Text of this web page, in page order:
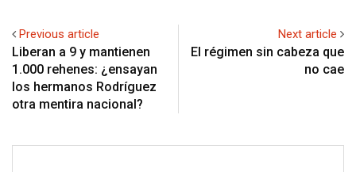
Previous article
Liberan a 9 y mantienen
1.000 rehenes: ¿ensayan
los hermanos Rodríguez
otra mentira nacional?
Next article
El régimen sin cabeza que
no cae